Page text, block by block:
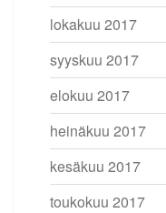
lokakuu 2017
syyskuu 2017
elokuu 2017
heinäkuu 2017
kesäkuu 2017
toukokuu 2017